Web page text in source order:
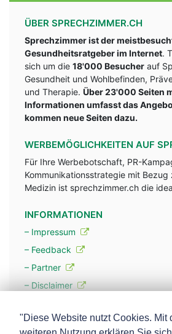
ÜBER SPRECHZIMMER.CH
Sprechzimmer ist der
Gesundheitsratgeber im Internet.
sich um die 18'000 Besucher auf
Gesundheit und Wohlbefinden,
und Therapie. Über 23'000 Seiten
Informationen umfasst das
kommen neue Seiten dazu.
WERBEMÖGLICHKEITEN AUF
Für Ihre Werbebotschaft, PR-
Kommunikationsstrategie mit Bezug
Medizin ist sprechzimmer.ch die
INFORMATIONEN
– Impressum
– Feedback
– Partner
– Disclaimer
"Diese Website nutzt Cookies. Mit